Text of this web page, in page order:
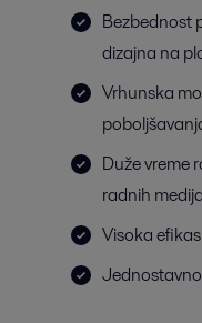
Bezbednost
dizajna na
Vrhunska
Duže vreme
radnih
Visoka